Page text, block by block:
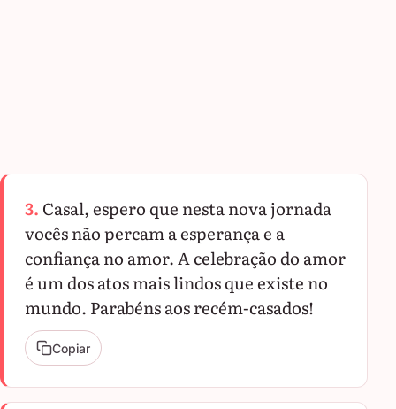
3. Casal, espero que nesta nova jornada
vocês não percam a esperança e a
confiança no amor. A celebração do amor
é um dos atos mais lindos que existe no
mundo. Parabéns aos recém-casados!
Copiar